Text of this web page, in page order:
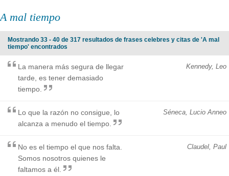
A mal tiempo
Mostrando 33 - 40 de 317 resultados de frases celebres y citas de 'A mal
tiempo' encontrados
Kennedy, Leo
La manera más segura de llegar
tarde, es tener demasiado
tiempo.
Séneca, Lucio Anneo
Lo que la razón no consigue, lo
alcanza a menudo el tiempo.
Claudel, Paul
No es el tiempo el que nos falta.
Somos nosotros quienes le
faltamos a él.